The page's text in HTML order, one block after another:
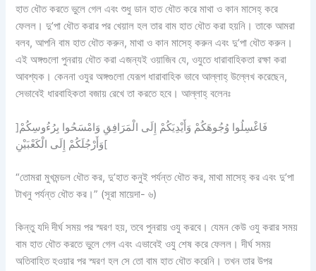
হাত ধৌত করতে ভুলে গেল এবং শুধু ডান হাত ধৌত করে মাথা ও কান মাসেহ্‌ করে
ফেলল। দু’পা ধৌত করার পর খেয়াল হল তার বাম হাত ধৌত করা হয়নি। তাকে আমরা
বলব, আপনি বাম হাত ধৌত করুন, মাথা ও কান মাসেহ্‌ করুন এবং দু’পা ধৌত করুন।
এই অঙ্গগুলো পুনরায় ধৌত করা এজন্যই ওয়াজিব যে, ওযুতে ধারাবাহিকতা রক্ষা করা
আবশ্যক। কেননা ওযুর অঙ্গগুলো যেরূপ ধারাবাহিক ভাবে আল্লাহ্‌ উল্লেখ করেছেন,
সেভাবেই ধারবাহিকতা বজায় রেখে তা করতে হবে। আল্লাহ্‌ বলেনঃ
]فَاغْسِلُوا وُجُوهَكُمْ وَأَيْدِيَكُمْ إِلَى الْمَرَافِقِ وَامْسَحُوا بِرُءُوسِكُمْ
وَأَرْجُلَكُمْ إِلَى الْكَعْبَيْنِ[
“তোমরা মুখমন্ডল ধৌত কর, দু’হাত কনুই পর্যন্ত ধৌত কর, মাথা মাসেহ্‌ কর এবং দু’পা
টাখনু পর্যন্ত ধৌত কর।” (সূরা মায়েদা- ৬)
কিন্তু যদি দীর্ঘ সময় পর স্মরণ হয়, তবে পুনরায় ওযু করবে। যেমন কেউ ওযু করার সময়
বাম হাত ধৌত করতে ভুলে গেল এবং এভাবেই ওযু শেষ করে ফেলল। দীর্ঘ সময়
অতিবাহিত হওয়ার পর স্মরণ হল সে তো বাম হাত ধৌত করেনি। তখন তার উপর